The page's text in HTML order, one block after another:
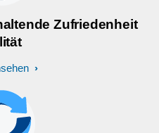
Zufriedenheit